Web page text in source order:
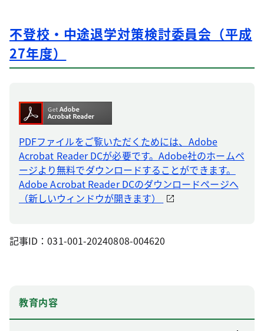
不登校・中途退学対策検討委員会（平成
27年度）
PDFファイルをご覧いただくためには、Adobe
Acrobat Reader DCが必要です。Adobe社のホームペ
ージより無料でダウンロードすることができます。
Adobe Acrobat Reader DCのダウンロードページへ
（新しいウィンドウが開きます）
記事ID：031-001-20240808-004620
教育内容